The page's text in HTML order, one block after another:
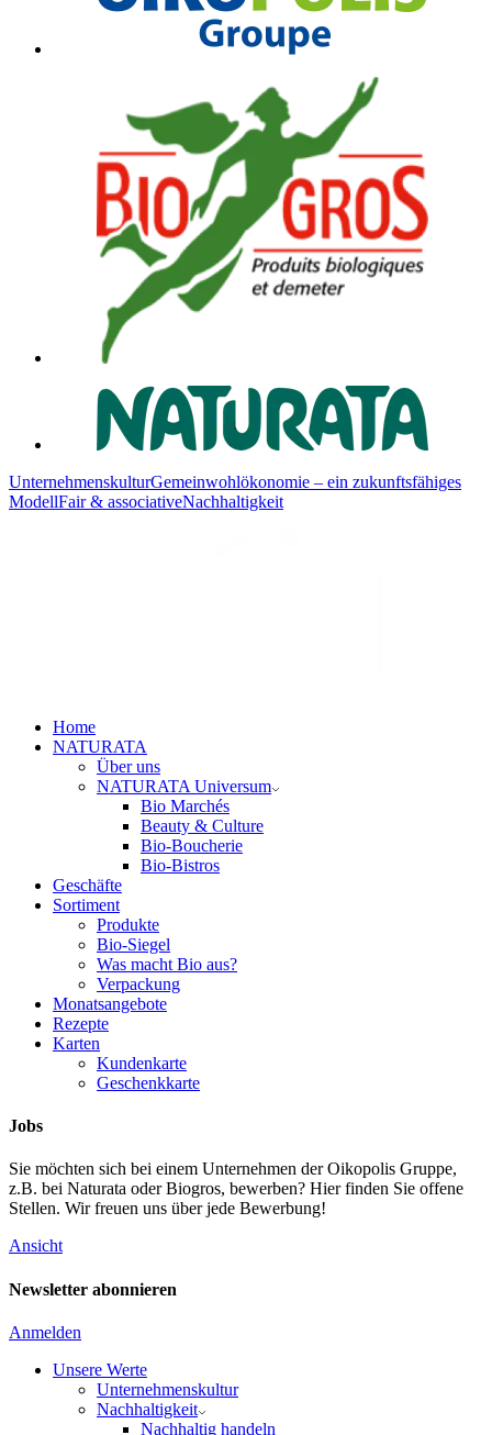
UnternehmenskulturGemeinwohlökonomie – ein zukunftsfähiges
ModellFair & associativeNachhaltigkeit
Home
NATURATA
Über uns
NATURATA Universum
Bio Marchés
Beauty & Culture
Bio-Boucherie
Bio-Bistros
Geschäfte
Sortiment
Produkte
Bio-Siegel
Was macht Bio aus?
Verpackung
Monatsangebote
Rezepte
Karten
Kundenkarte
Geschenkkarte
Jobs
Sie möchten sich bei einem Unternehmen der Oikopolis Gruppe,
z.B. bei Naturata oder Biogros, bewerben? Hier finden Sie offene
Stellen. Wir freuen uns über jede Bewerbung!
Ansicht
Newsletter abonnieren
Anmelden
Unsere Werte
Unternehmenskultur
Nachhaltigkeit
Nachhaltig handeln